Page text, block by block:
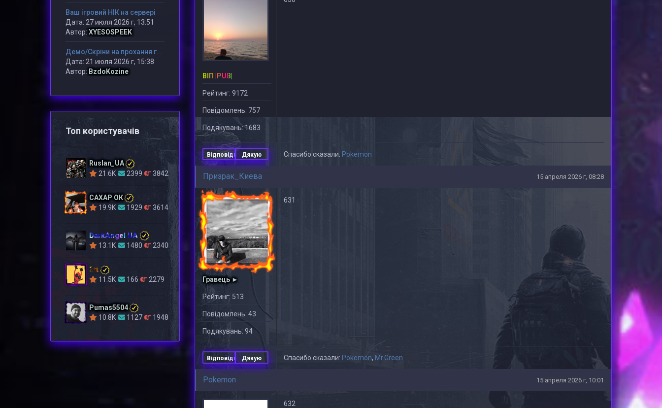
ВІП |PUB|
Рейтинг: 9172
Повідомлень: 757
Подякувань: 1683
Відповідь Дякую Спасибо сказали: Pokemon
Призрак_Киева 15 апреля 2026 г, 08:28
Гравець ►
Рейтинг: 513
Повідомлень: 43
Подякувань: 94
631
Відповідь Дякую Спасибо сказали: Pokemon, Mr.Green
Pokemon 15 апреля 2026 г, 10:01
632
Ваш ігровий НІК на сервері
Дата: 27 июля 2026 г, 13:51
Автор: XYESOSPEEK
Дата: 21 июля 2026 г, 15:38
Автор: BzdoKozine
Топ користувачів
Ruslan_UA
21.6K
2399 3842
САХАР ОК
19.9K
1929 3614
DarkAngel UA
13.1K 1480 2340
3tt
11.5K 166 2279
Pumas5504
10.8K
1127 1948